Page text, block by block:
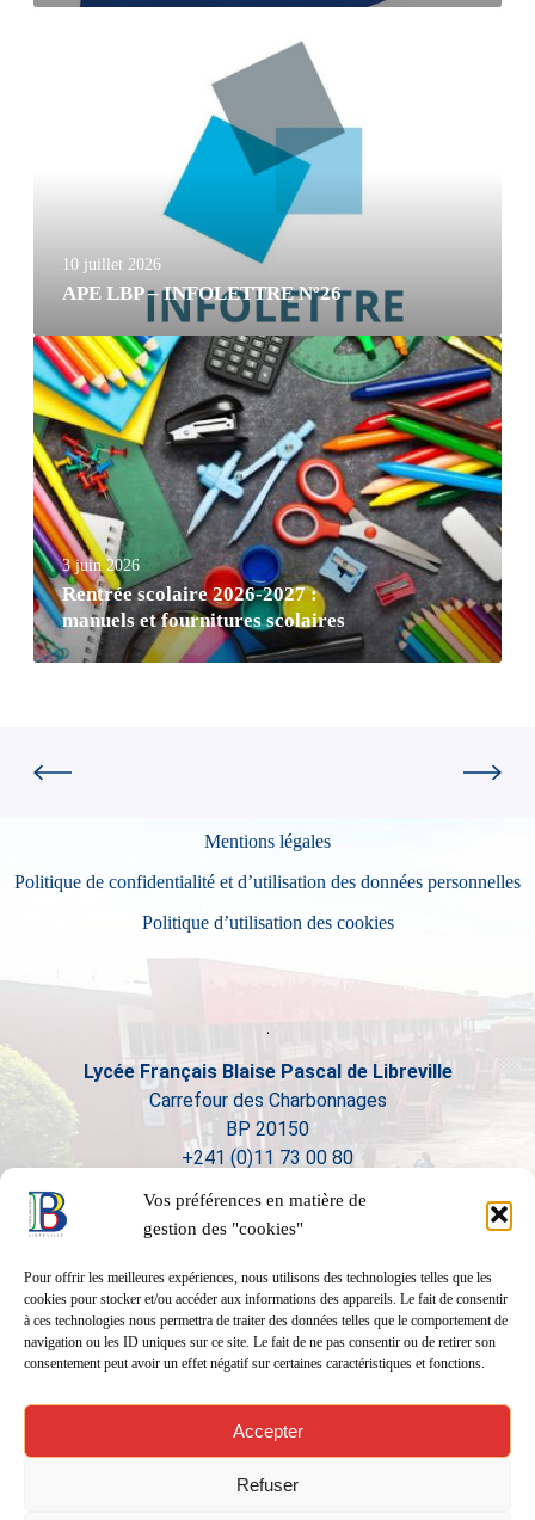
Vos préférences en matière de
gestion des "cookies"
Pour offrir les meilleures expériences, nous utilisons des technologies telles que les
cookies pour stocker et/ou accéder aux informations des appareils. Le fait de consentir
à ces technologies nous permettra de traiter des données telles que le comportement de
navigation ou les ID uniques sur ce site. Le fait de ne pas consentir ou de retirer son
consentement peut avoir un effet négatif sur certaines caractéristiques et fonctions.
Accepter
Refuser
10 juillet 2026
APE LBP – INFOLETTRE Nº26
3 juin 2026
Rentrée scolaire 2026-2027 :
manuels et fournitures scolaires
Mentions légales
Politique de confidentialité et d’utilisation des données personnelles
Politique d’utilisation des cookies
Lycée Français Blaise Pascal de Libreville
Carrefour des Charbonnages
BP 20150
+241 (0)11 73 00 80